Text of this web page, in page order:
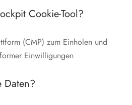
Cookie-Tool?
(CMP) zum Einholen und
Einwilligungen
Daten?